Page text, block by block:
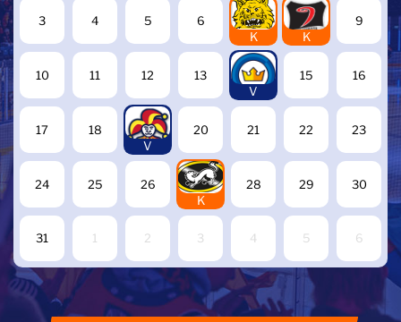
3 4 5 6
7
K
8
K
9
10 11 12 13
14
V
15 16
17 18
19
V
20 21 22 23
24 25 26
27
K
28 29 30
31 1 2 3 4 5 6